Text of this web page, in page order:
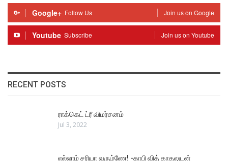
Google+ Follow Us Join us on Google
Youtube Subscribe Join us on Youtube
RECENT POSTS
ராக்கெட் ட்ரீ விமர்சனம்
Jul 3, 2022
எல்லாம் சரியா வரும்ணே! -காபி வித் காதலுடன்